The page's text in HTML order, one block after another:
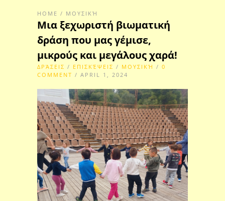
HOME / ΜΟΥΣΙΚΉ
Μια ξεχωριστή βιωματική
δράση που μας γέμισε,
μικρούς και μεγάλους χαρά!
ΔΡΆΣΕΙΣ / ΕΠΙΣΚΈΨΕΙΣ / ΜΟΥΣΙΚΉ / 0
COMMENT / APRIL 1, 2024